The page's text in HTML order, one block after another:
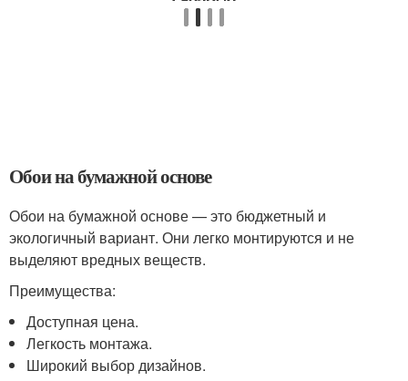
Обои на бумажной основе
Обои на бумажной основе — это бюджетный и
экологичный вариант. Они легко монтируются и не
выделяют вредных веществ.
Преимущества:
Доступная цена.
Легкость монтажа.
Широкий выбор дизайнов.